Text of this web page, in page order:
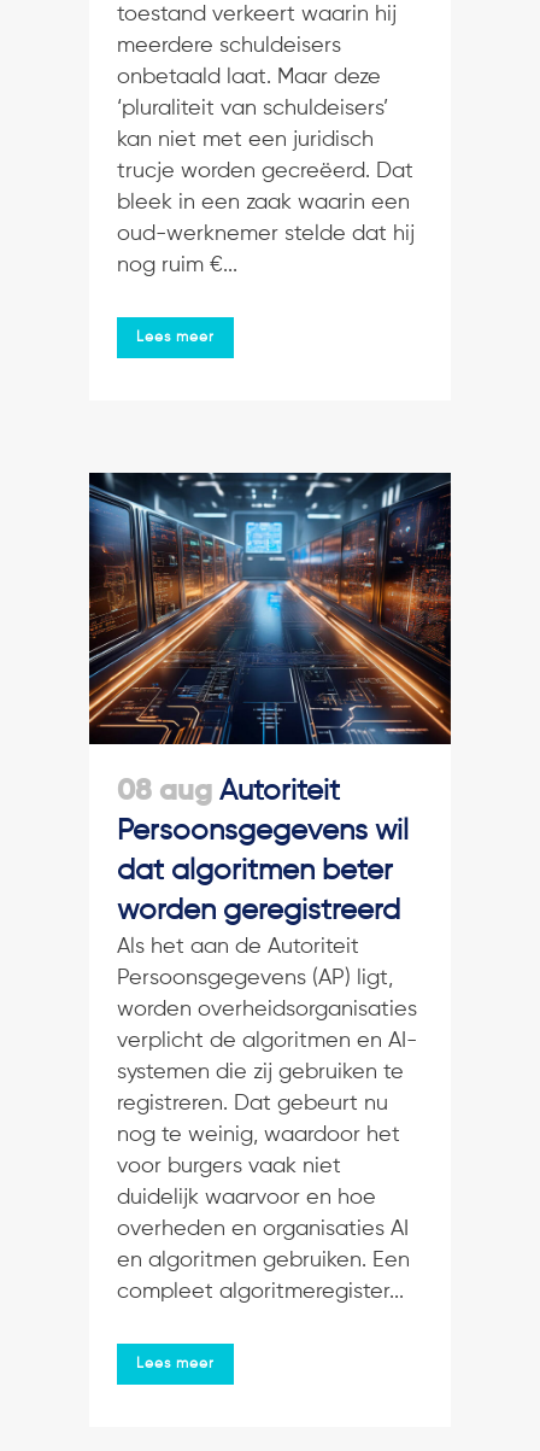
toestand verkeert waarin hij
meerdere schuldeisers
onbetaald laat. Maar deze
‘pluraliteit van schuldeisers’
kan niet met een juridisch
trucje worden gecreëerd. Dat
bleek in een zaak waarin een
oud-werknemer stelde dat hij
nog ruim €...
Lees meer
08 aug Autoriteit
Persoonsgegevens wil
dat algoritmen beter
worden geregistreerd
Als het aan de Autoriteit
Persoonsgegevens (AP) ligt,
worden overheidsorganisaties
verplicht de algoritmen en AI-
systemen die zij gebruiken te
registreren. Dat gebeurt nu
nog te weinig, waardoor het
voor burgers vaak niet
duidelijk waarvoor en hoe
overheden en organisaties AI
en algoritmen gebruiken. Een
compleet algoritmeregister...
Lees meer